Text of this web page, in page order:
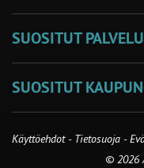
SUOSITUT
SUOSITUT
Käyttöehdot - Tietosuoja -
© 2026